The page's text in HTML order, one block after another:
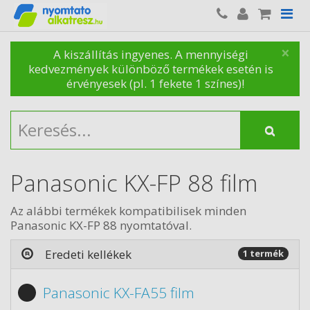
×
A kiszállítás ingyenes. A mennyiségi
kedvezmények különböző termékek esetén is
érvényesek (pl. 1 fekete 1 színes)!
Panasonic KX-FP 88 film
Az alábbi termékek kompatibilisek minden
Panasonic KX-FP 88 nyomtatóval.
Eredeti kellékek
1 termék
Panasonic KX-FA55 film